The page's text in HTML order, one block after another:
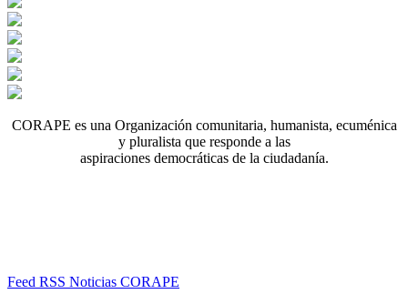
CORAPE es una Organización comunitaria, humanista, ecuménica
y pluralista que responde a las
aspiraciones democráticas de la ciudadanía.
Feed RSS Noticias CORAPE